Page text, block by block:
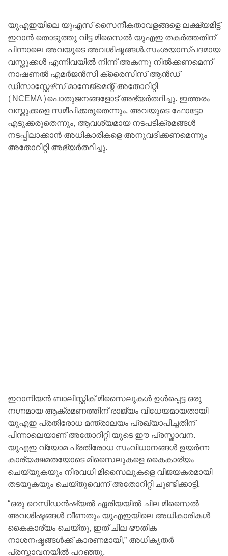
യുഎഇയിലെ യുഎസ് സൈനീകതാവളങ്ങളെ ലക്ഷ്യമിട്ട്
ഇറാൻ തൊടുത്തു വിട്ട മിസൈല്‍ യുഎഇ തകർത്തതിന്
പിന്നാലെ അവയുടെ അവശിഷ്ടങ്ങൾ,സംശയാസ്പദമായ
വസ്തുക്കൾ എന്നിവയിൽ നിന്ന് അകന്നു നിൽക്കണമെന്ന്
നാഷണൽ എമർജൻസി ക്രൈസിസ് ആൻഡ്
ഡിസാസ്റ്റേഴ്‌സ് മാനേജ്‌മെന്റ് അതോറിറ്റി
(NCEMA)പൊതുജനങ്ങളോട് അഭ്യർത്ഥിച്ചു. ഇത്തരം
വസ്തുക്കളെ സമീപിക്കരുതെന്നും, അവയുടെ ഫോട്ടോ
എടുക്കരുതെന്നും, ആവശ്യമായ നടപടിക്രമങ്ങൾ
നടപ്പിലാക്കാൻ അധികാരികളെ അനുവദിക്കണമെന്നും
അതോറിറ്റി അഭ്യർത്ഥിച്ചു.
ഇറാനിയൻ ബാലിസ്റ്റിക് മിസൈലുകൾ ഉൾപ്പെട്ട ഒരു
നഗ്നമായ ആക്രമണത്തിന് രാജ്യം വിധേയമായതായി
യുഎഇ പ്രതിരോധ മന്ത്രാലയം പ്രഖ്യാപിച്ചതിന്
പിന്നാലെയാണ് അതോറിറ്റി യുടെ ഈ പ്രസ്താവന.
യുഎഇ വ്യോമ പ്രതിരോധ സംവിധാനങ്ങൾ ഉയർന്ന
കാര്യക്ഷമതയോടെ മിസൈലുകളെ കൈകാര്യം
ചെയ്യുകയും നിരവധി മിസൈലുകളെ വിജയകരമായി
തടയുകയും ചെയ്തുവെന്ന് അതോറിറ്റി ചൂണ്ടിക്കാട്ടി.
“ഒരു റെസിഡൻഷ്യൽ ഏരിയയിൽ ചില മിസൈൽ
അവശിഷ്ടങ്ങൾ വീണതും യുഎഇയിലെ അധികാരികൾ
കൈകാര്യം ചെയ്തു, ഇത് ചില ഭൗതിക
നാശനഷ്ടങ്ങൾക്ക് കാരണമായി,” അധികൃതർ
പ്രസ്താവനയിൽ പറഞ്ഞു.